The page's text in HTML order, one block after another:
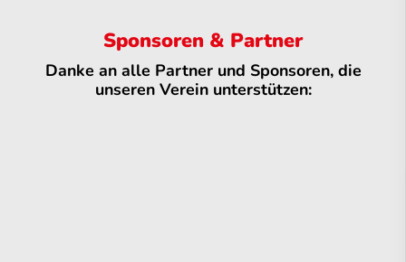
Sponsoren & Partner
Danke an alle Partner und Sponsoren, die
unseren Verein unterstützen: